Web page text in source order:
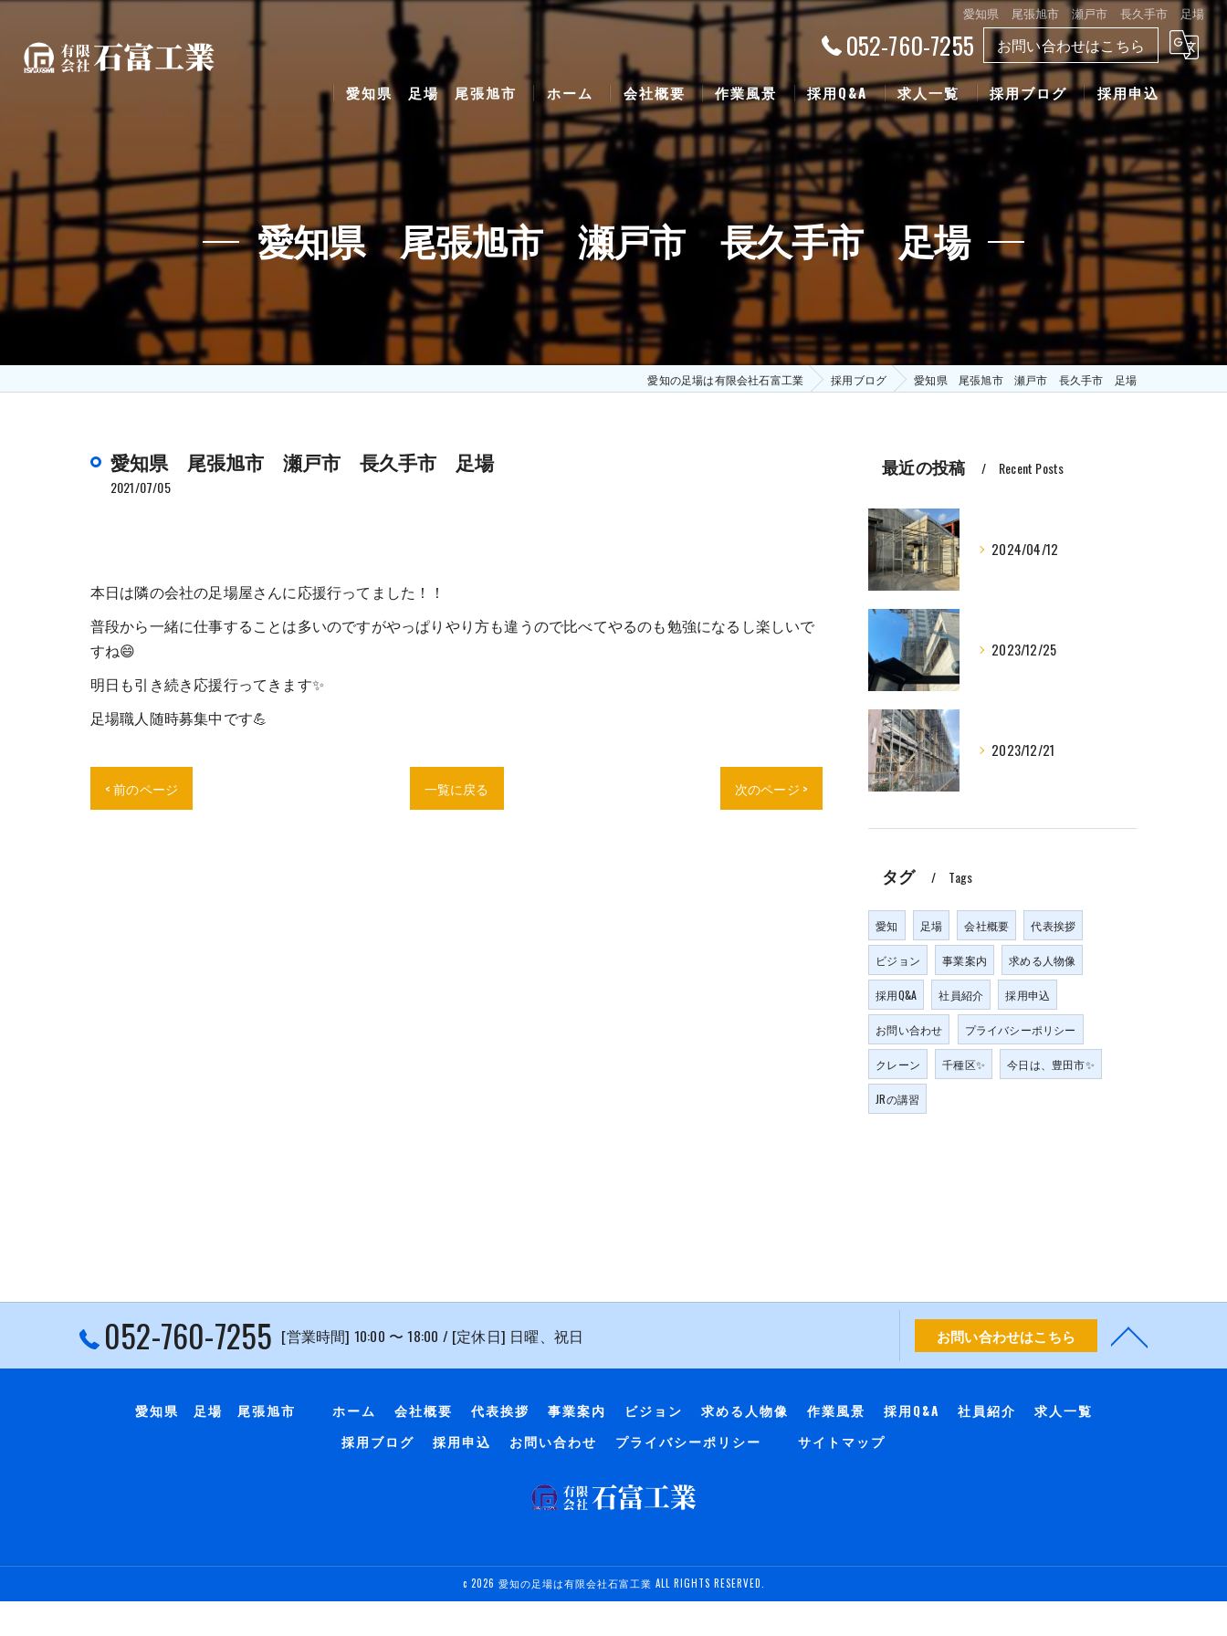
愛知県 尾張旭市 瀬戸市 長久手市 足場
052-760-7255 お問い合わせはこちら
愛知県 足場 尾張旭市 ホーム 会社概要 作業風景 採用Q&A 求人一覧 採用ブログ 採用申込
愛知県 尾張旭市 瀬戸市 長久手市 足場
愛知の足場は有限会社石富工業 採用ブログ 愛知県 尾張旭市 瀬戸市 長久手市 足場
愛知県 尾張旭市 瀬戸市 長久手市 足場
2021/07/05
本日は隣の会社の足場屋さんに応援行ってました！！
普段から一緒に仕事することは多いのですがやっぱりやり方も違うので比べてやるのも勉強になるし楽しいで
すね😄
明日も引き続き応援行ってきます✨
足場職人随時募集中です💪
< 前のページ 一覧に戻る 次のページ >
最近の投稿 Recent Posts
2024/04/12
2023/12/25
2023/12/21
タグ Tags
愛知 足場 会社概要 代表挨拶
ビジョン 事業案内 求める人物像
採用Q&A 社員紹介 採用申込
お問い合わせ プライバシーポリシー
クレーン 千種区✨ 今日は、豊田市✨
JRの講習
052-760-7255 [営業時間] 10:00 〜 18:00 / [定休日] 日曜、祝日 お問い合わせはこちら
愛知県 足場 尾張旭市 ホーム 会社概要 代表挨拶 事業案内 ビジョン 求める人物像 作業風景 採用Q&A 社員紹介
求人一覧
採用ブログ
採用申込 お問い合わせ プライバシーポリシー サイトマップ
c 2026 愛知の足場は有限会社石富工業 ALL RIGHTS RESERVED.